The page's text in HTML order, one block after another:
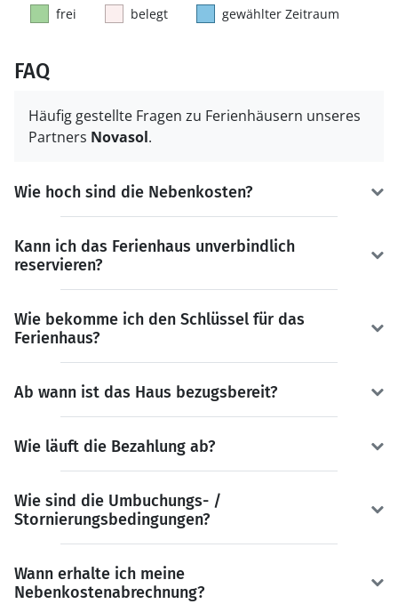
frei belegt gewählter Zeitraum
FAQ
Häufig gestellte Fragen zu Ferienhäusern unseres
Partners Novasol.
Wie hoch sind die Nebenkosten?
Kann ich das Ferienhaus unverbindlich
reservieren?
Wie bekomme ich den Schlüssel für das
Ferienhaus?
Ab wann ist das Haus bezugsbereit?
Wie läuft die Bezahlung ab?
Wie sind die Umbuchungs- /
Stornierungsbedingungen?
Wann erhalte ich meine
Nebenkostenabrechnung?